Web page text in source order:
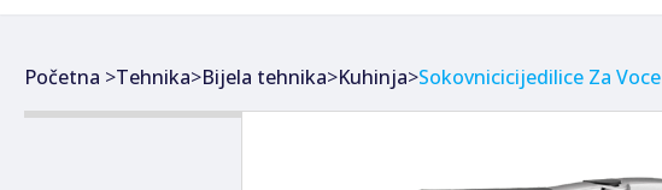
Početna >Tehnika>Bijela tehnika>Kuhinja>Sokovnicicijedilice Za Voce